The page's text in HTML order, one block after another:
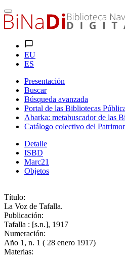
EU
ES
Presentación
Buscar
Búsqueda avanzada
Portal de las Bibliotecas
Abarka: metabuscador de las
Catálogo colectivo del
Detalle
ISBD
Marc21
Objetos
Título:
La Voz de Tafalla.
Publicación:
Tafalla : [s.n.], 1917
Numeración:
Año 1, n. 1 ( 28 enero 1917)
Materias: